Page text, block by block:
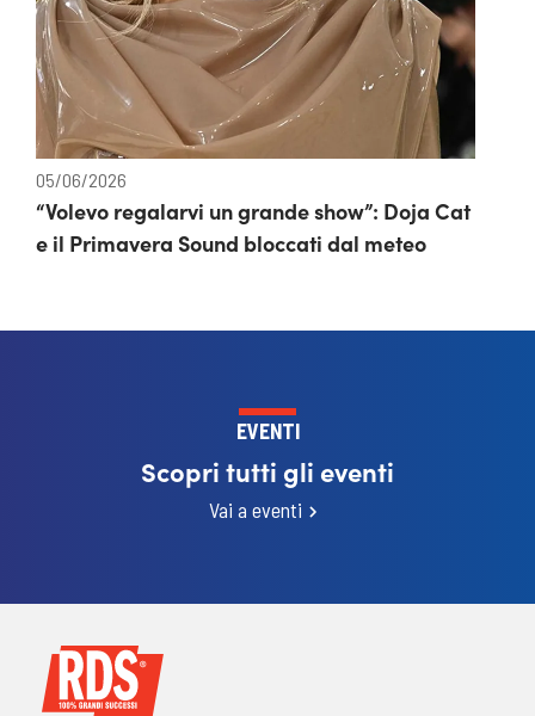
05/06/2026
“Volevo regalarvi un grande show”: Doja Cat
e il Primavera Sound bloccati dal meteo
EVENTI
Scopri tutti gli eventi
Vai a eventi